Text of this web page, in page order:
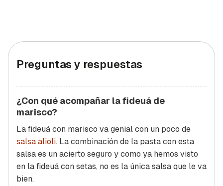
Preguntas y respuestas
¿Con qué acompañar la fideuá de
marisco?
La fideuá con marisco va genial con un poco de
salsa alioli. La combinación de la pasta con esta
salsa es un acierto seguro y como ya hemos visto
en la fideuá con setas, no es la única salsa que le va
bien.